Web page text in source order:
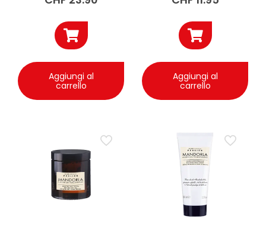
Aggiungi al
carrello
Aggiungi al
carrello